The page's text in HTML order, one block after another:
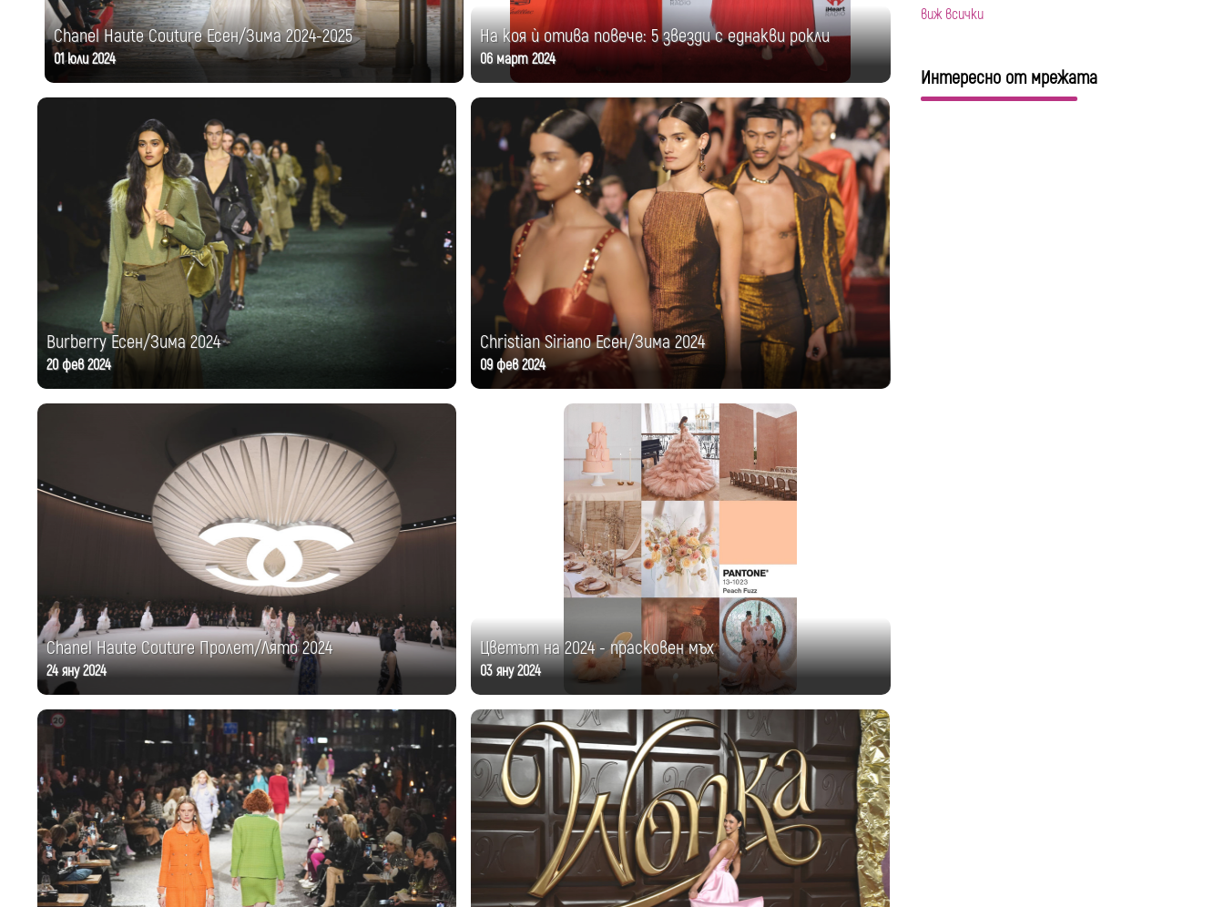
Chanel Haute Couture Есен/Зима 2024-2025
01 юли 2024
На коя ѝ отива повече: 5 звезди с еднакви рокли
06 март 2024
Burberry Есен/Зима 2024
20 фев 2024
Christian Siriano Есен/Зима 2024
09 фев 2024
Chanel Haute Couture Пролет/Лято 2024
24 яну 2024
Цветът на 2024 - прасковен мъх
03 яну 2024
виж всички
Интересно от мрежата